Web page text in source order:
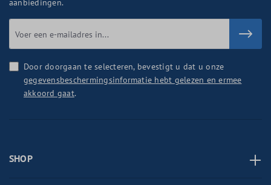
Door doorgaan te selecteren, bevestigt u dat u onze
gegevensbeschermingsinformatie hebt gelezen en ermee
akkoord gaat.
SHOP